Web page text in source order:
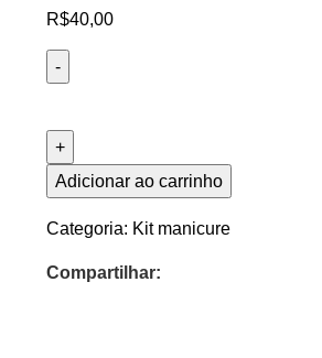
R$40,00
Adicionar ao carrinho
Categoria: Kit manicure
Compartilhar: